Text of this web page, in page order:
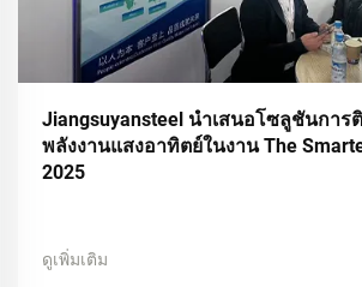
Jiangsuyansteel นำเสนอโซลูชันการ
พลังงานแสงอาทิตย์ในงาน The
2025
ดูเพิ่มเติม